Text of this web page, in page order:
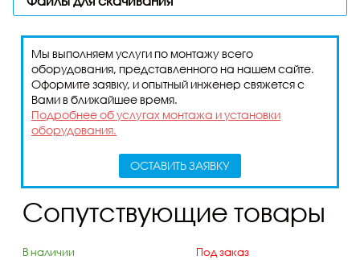
ОСТАВИТЬ ЗАЯВКУ
Мы выполняем услуги по монтажу всего
оборудования, представленного на нашем сайте.
Оформите заявку, и опытный инженер свяжется с
Вами в ближайшее время.
Подробнее об услугах монтажа и установки
оборудования.
Сопутствующие товары
В наличии Под заказ